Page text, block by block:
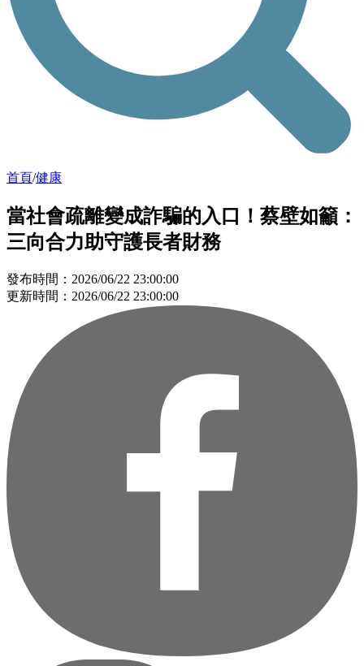
首頁/健康
當社會疏離變成詐騙的入口！蔡壁如籲：
三向合力助守護長者財務
發布時間：2026/06/22 23:00:00
更新時間：2026/06/22 23:00:00